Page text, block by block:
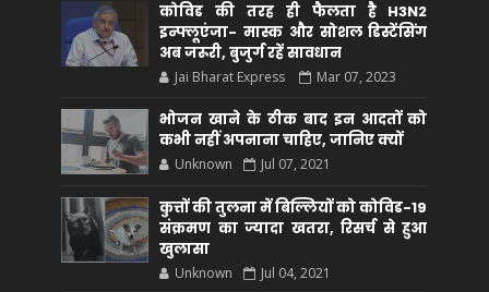
कोविड की तरह ही फैलता है H3N2
इन्फ्लूएंजा- मास्क और सोशल डिस्टेंसिंग
अब जरूरी, बुजुर्ग रहें सावधान
Jai Bharat Express Mar 07, 2023
भोजन खाने के ठीक बाद इन आदतों को
कभी नहीं अपनाना चाहिए, जानिए क्यों
Unknown Jul 07, 2021
कुत्तों की तुलना में बिल्लियों को कोविड-19
संक्रमण का ज्यादा खतरा, रिसर्च से हुआ
खुलासा
Unknown Jul 04, 2021